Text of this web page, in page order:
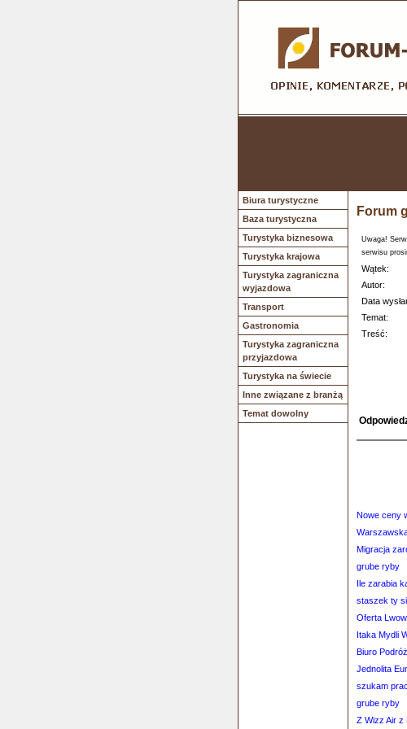
Biura turystyczne
Baza turystyczna
Turystyka biznesowa
Turystyka krajowa
Turystyka zagraniczna
wyjazdowa
Transport
Gastronomia
Turystyka zagraniczna
przyjazdowa
Turystyka na świecie
Inne związane z branżą
Temat dowolny
Forum
Uwaga!
serwisu
Wątek:
Autor:
Data
Temat:
Treść:
Nowe ceny
Migracja
grube ryby
Ile zarabia
staszek ty
Oferta Lwow
Itaka Mydli
Biuro
Jednolita
szukam
grube ryby
Z Wizz Air z